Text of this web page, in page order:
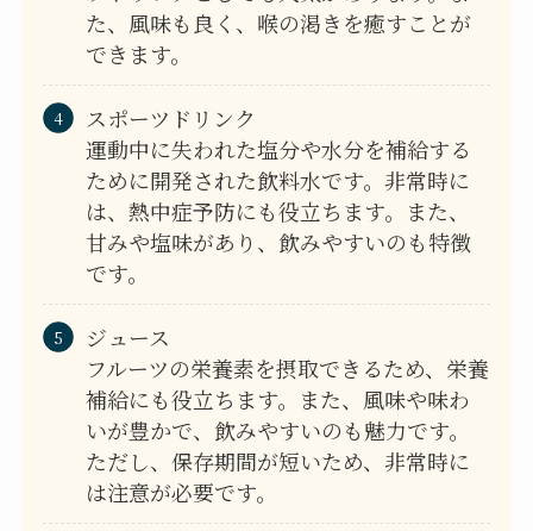
た、風味も良く、喉の渇きを癒すことが
できます。
スポーツドリンク
運動中に失われた塩分や水分を補給する
ために開発された飲料水です。非常時に
は、熱中症予防にも役立ちます。また、
甘みや塩味があり、飲みやすいのも特徴
です。
ジュース
フルーツの栄養素を摂取できるため、栄養
補給にも役立ちます。また、風味や味わ
いが豊かで、飲みやすいのも魅力です。
ただし、保存期間が短いため、非常時に
は注意が必要です。